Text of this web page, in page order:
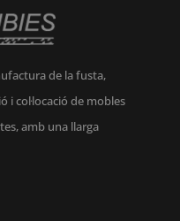
de la fusta,
i col·locació de mobles
amb una llarga